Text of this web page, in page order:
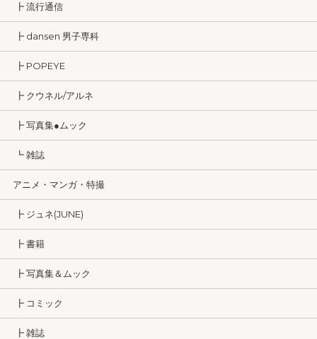
┣ 流行通信
┣ dansen 男子専科
┣ POPEYE
┣ クウネル/アルネ
┣ 写真集●ムック
┗ 雑誌
アニメ・マンガ・特撮
┣ ジュネ(JUNE)
┣ 書籍
┣ 写真集＆ムック
┣ コミック
┣ 雑誌